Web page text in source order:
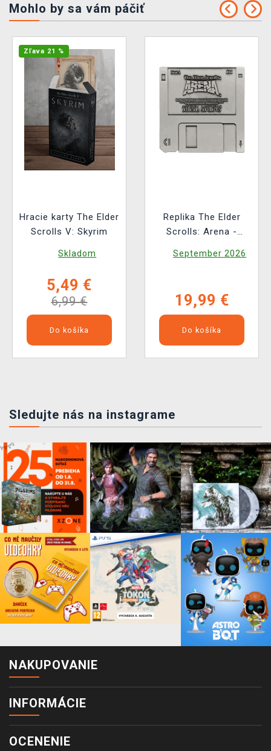
Mohlo by sa vám páčiť
Zľava 21 %
Hracie karty The Elder
Scrolls V: Skyrim
Skladom
5,49 €
6,99 €
Do košíka
Replika The Elder
Scrolls: Arena -
(limitovaný)
September 2026
19,99 €
Do košíka
Sledujte nás na instagrame
NAKUPOVANIE
INFORMÁCIE
OCENENIE